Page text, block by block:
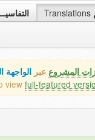
Translations
المشروع عبر الواجهة
viewfull-featured